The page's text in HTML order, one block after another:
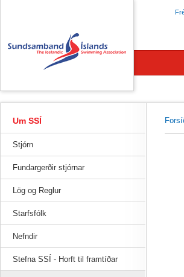
Um SSÍ
Stjórn
Fundargerðir stjórnar
Lög og Reglur
Starfsfólk
Nefndir
Stefna SSÍ - Horft til framtíðar